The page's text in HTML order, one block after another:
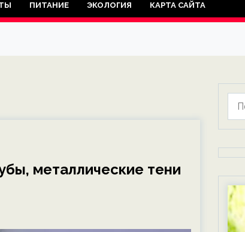
ПИТАНИЕ ЭКОЛОГИЯ КАРТА САЙТА
металлические тени